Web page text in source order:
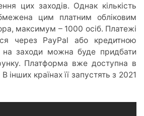
цих заходів. Однак кількість
цим платним обліковим
максимум – 1000 осіб. Платежі
через PayPal або кредитною
на заходи можна буде придбати
Платформа вже доступна в
інших країнах її запустять з 2021